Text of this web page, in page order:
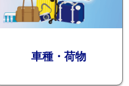
車種・荷物